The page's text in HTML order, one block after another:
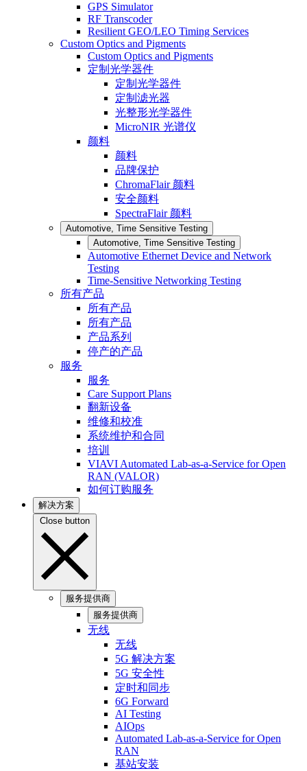
GPS Simulator
RF Transcoder
Resilient GEO/LEO Timing Services
Custom Optics and Pigments
Custom Optics and Pigments
定制光学器件
定制光学器件
定制滤光器
光整形光学器件
MicroNIR 光谱仪
颜料
颜料
品牌保护
ChromaFlair 颜料
安全颜料
SpectraFlair 颜料
Automotive, Time Sensitive Testing
Automotive, Time Sensitive Testing
Automotive Ethernet Device and Network
Testing
Time-Sensitive Networking Testing
所有产品
所有产品
所有产品
产品系列
停产的产品
服务
服务
Care Support Plans
翻新设备
维修和校准
系统维护和合同
培训
VIAVI Automated Lab-as-a-Service for Open
RAN (VALOR)
如何订购服务
解决方案
Close button
服务提供商
服务提供商
无线
无线
5G 解决方案
5G 安全性
定时和同步
6G Forward
AI Testing
AIOps
Automated Lab-as-a-Service for Open
RAN
基站安装